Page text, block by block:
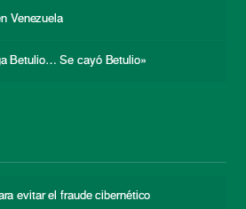
Venezuela
Betulio… Se cayó Betulio»
evitar el fraude cibernético